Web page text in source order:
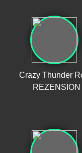
Crazy Thunder
REZENSION